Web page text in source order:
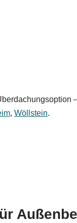
, Wöllstein.